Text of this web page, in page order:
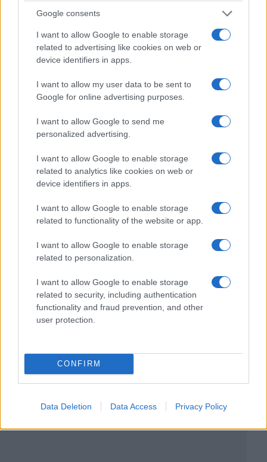
Google consents
I want to allow Google to enable storage
related to advertising like cookies on web or
device identifiers in apps.
I want to allow my user data to be sent to
Google for online advertising purposes.
I want to allow Google to send me
personalized advertising.
I want to allow Google to enable storage
related to analytics like cookies on web or
device identifiers in apps.
I want to allow Google to enable storage
related to functionality of the website or app.
I want to allow Google to enable storage
related to personalization.
I want to allow Google to enable storage
related to security, including authentication
functionality and fraud prevention, and other
user protection.
CONFIRM
Data Deletion Data Access Privacy Policy